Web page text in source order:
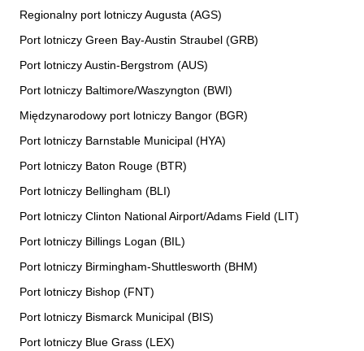
Regionalny port lotniczy Augusta (AGS)
Port lotniczy Green Bay-Austin Straubel (GRB)
Port lotniczy Austin-Bergstrom (AUS)
Port lotniczy Baltimore/Waszyngton (BWI)
Międzynarodowy port lotniczy Bangor (BGR)
Port lotniczy Barnstable Municipal (HYA)
Port lotniczy Baton Rouge (BTR)
Port lotniczy Bellingham (BLI)
Port lotniczy Clinton National Airport/Adams Field (LIT)
Port lotniczy Billings Logan (BIL)
Port lotniczy Birmingham-Shuttlesworth (BHM)
Port lotniczy Bishop (FNT)
Port lotniczy Bismarck Municipal (BIS)
Port lotniczy Blue Grass (LEX)